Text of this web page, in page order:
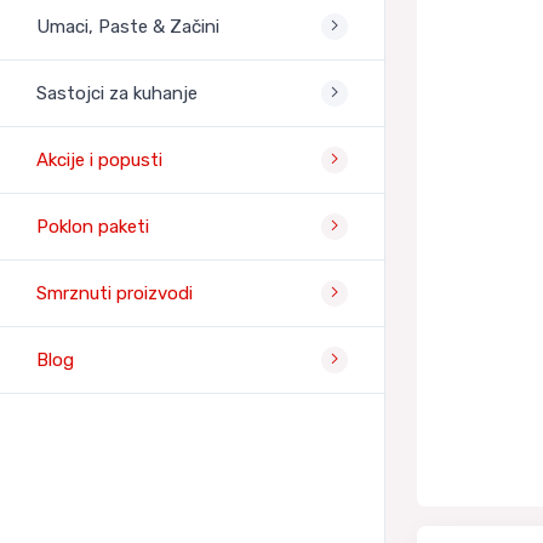
Umaci, Paste & Začini
Sastojci za kuhanje
Akcije i popusti
Poklon paketi
Smrznuti proizvodi
Blog